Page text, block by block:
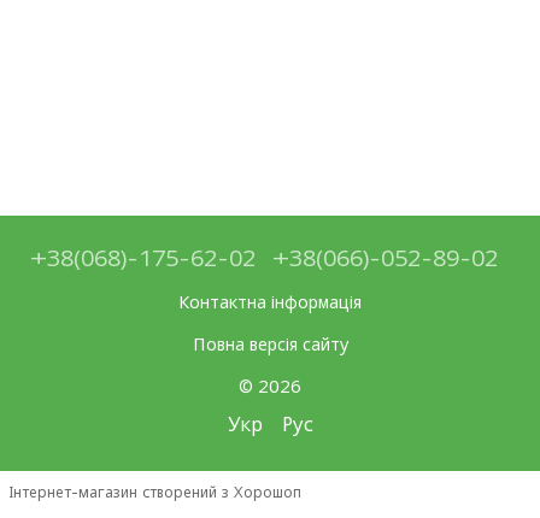
+38(068)-175-62-02 +38(066)-052-89-02
Контактна інформація
Повна версія сайту
© 2026
Укр Рус
Інтернет-магазин створений з Хорошоп